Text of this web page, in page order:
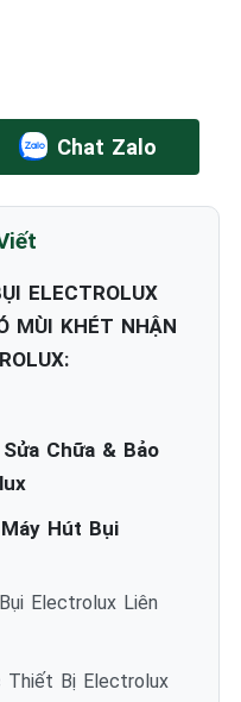
Chat Zalo
ELECTROLUX
MÙI KHÉT NHẬN
Chữa & Bảo
Hút Bụi
Electrolux Liên
Thiết Bị Electrolux